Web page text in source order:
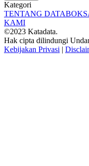
Kategori
TENTANG DATABOKS
KAMI
©2023 Katadata.
Hak cipta dilindungi
Kebijakan Privasi |